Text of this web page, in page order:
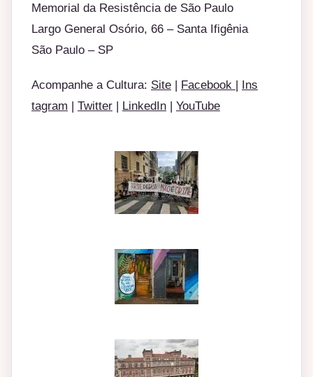
Memorial da Resistência de São Paulo
Largo General Osório, 66 – Santa Ifigênia
São Paulo – SP
Acompanhe a Cultura: Site | Facebook | Ins
tagram | Twitter | LinkedIn | YouTube